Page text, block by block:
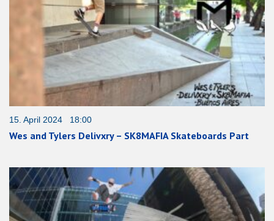
15. April 2024 18:00
Wes and Tylers Delivxry – SK8MAFIA Skateboards Part